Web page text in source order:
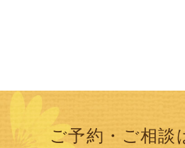
ご予約・ご相談